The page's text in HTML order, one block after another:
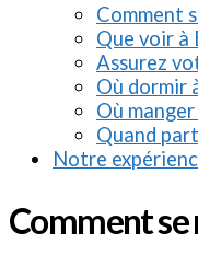
Comment
Que voir à
Assurez
Où dormir
Où
Quand
Notre
Comment se